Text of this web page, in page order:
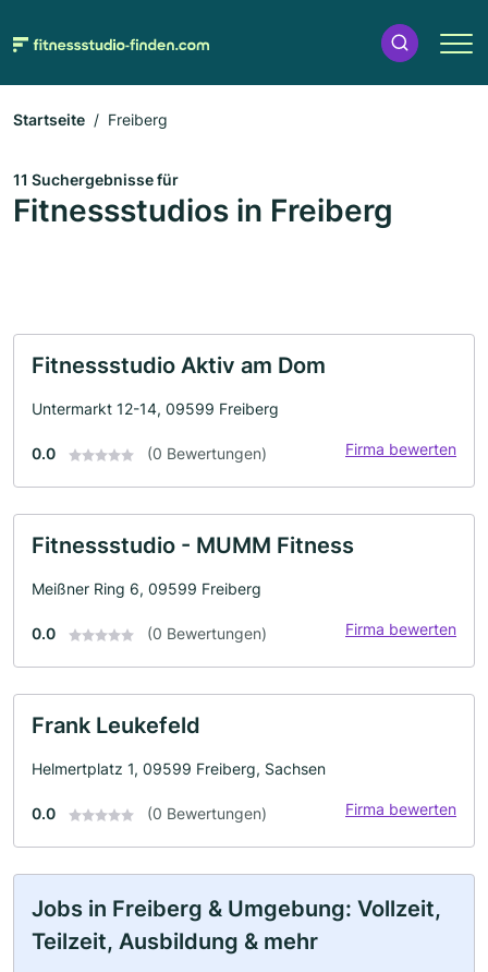
Startseite Freiberg
11 Suchergebnisse für
Fitnessstudios in Freiberg
Fitnessstudio Aktiv am Dom
Untermarkt 12-14, 09599 Freiberg
0.0 (0 Bewertungen) Firma bewerten
Fitnessstudio - MUMM Fitness
Meißner Ring 6, 09599 Freiberg
0.0 (0 Bewertungen) Firma bewerten
Frank Leukefeld
Helmertplatz 1, 09599 Freiberg, Sachsen
0.0 (0 Bewertungen) Firma bewerten
Jobs in Freiberg & Umgebung: Vollzeit,
Teilzeit, Ausbildung & mehr